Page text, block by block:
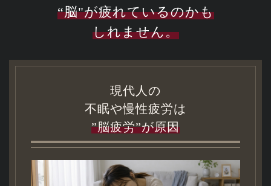
“脳"が疲れているのかも
しれません。
現代人の
不眠や慢性疲労は
”脳疲労”が原因